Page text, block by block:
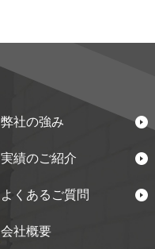
弊社の強み
実績のご紹介
よくあるご質問
会社概要